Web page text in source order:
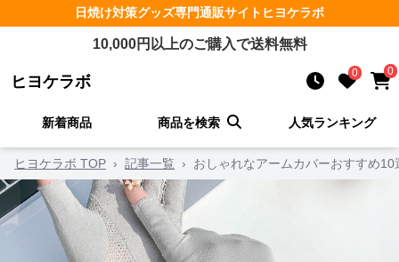
日焼け対策グッズ専門通販サイト ヒヨケラボ
10,000円以上のご購入で送料無料
ヒヨケラボ 0 0
新着商品 商品を検索 人気ランキング
ヒヨケラボ TOP › 記事一覧 › おしゃれなアームカバーおすすめ